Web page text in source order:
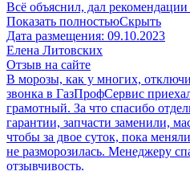
Всё объяснил, дал
Показать полностьюСкрыть
Дата размещения: 09.10.2023
​Елена Литовских
Отзыв на сайте
В морозы, как у многих,
звонка в ГазПрофСервис
грамотный. За что спасибо
гарантии, запчасти заменили,
чтобы за двое суток, пока
не разморозилась. Менеджеру
отзывчивость.